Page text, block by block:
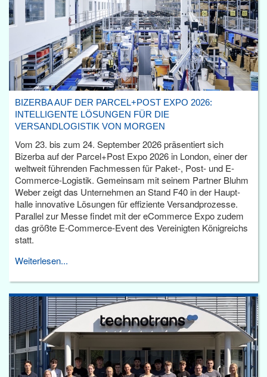
BIZERBA AUF DER PARCEL+POST EXPO 2026:
INTELLIGENTE LÖSUNGEN FÜR DIE
VERSANDLOGISTIK VON MORGEN
Vom 23. bis zum 24. September 2026 präsentiert sich
Bizerba auf der Parcel+Post Expo 2026 in London, einer der
weltweit führenden Fachmessen für Paket-, Post- und E-
Commerce-Logistik. Gemeinsam mit seinem Partner Bluhm
Weber zeigt das Unternehmen an Stand F40 in der Haupt­
halle innovative Lösungen für effiziente Versandprozesse.
Parallel zur Messe findet mit der eCommerce Expo zudem
das größte E-Commerce-Event des Vereinigten Königreichs
statt.
Weiterlesen...